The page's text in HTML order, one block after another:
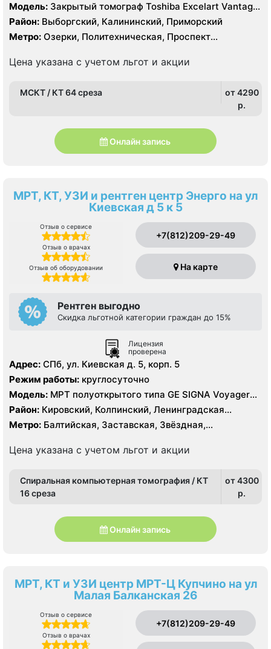
Модель: Закрытый томограф Toshiba Excelart Vantage
Atlas 1.5 Тесла, КТ Philips 64 среза, УЗИ
Район: Выборгский, Калининский, Приморский
Метро: Озерки, Политехническая, Проспект
Цена указана с учетом льгот и акции
МСКТ / КТ 64 среза
от 4290
p.
Онлайн запись
МРТ, КТ, УЗИ и рентген центр Энерго на ул
Киевская д 5 к 5
Отзыв о сервисе
Отзыв о врачах
Отзыв об оборудовании
+7(812)209-29-49
На карте
Рентген выгодно
Скидка льготной категории граждан до 15%
Лицензия
проверена
Адрес: СПб, ул. Киевская д. 5, корп. 5
Режим работы: круглосуточно
Модель: МРТ полуоткрытого типа GE SIGNA Voyager
1.5 Тесла, КТ GE Revolution EVO 128 срезов, УЗИ GE
Logiq E9, рентген
Район: Кировский, Колпинский, Ленинградская
область, Московский, Невский, Пушкинский,
Фрунзенский, Центральный
Метро: Балтийская, Заставская, Звёздная,
Парк Победы, Технологический институт,
Фрунзенская, Шушары, Электросила
Цена указана с учетом льгот и акции
Спиральная компьютерная томография / КТ
16 среза
от 4300
p.
Онлайн запись
МРТ, КТ и УЗИ центр МРТ-Ц Купчино на ул
Малая Балканская 26
Отзыв о сервисе
Отзыв о врачах
+7(812)209-29-49